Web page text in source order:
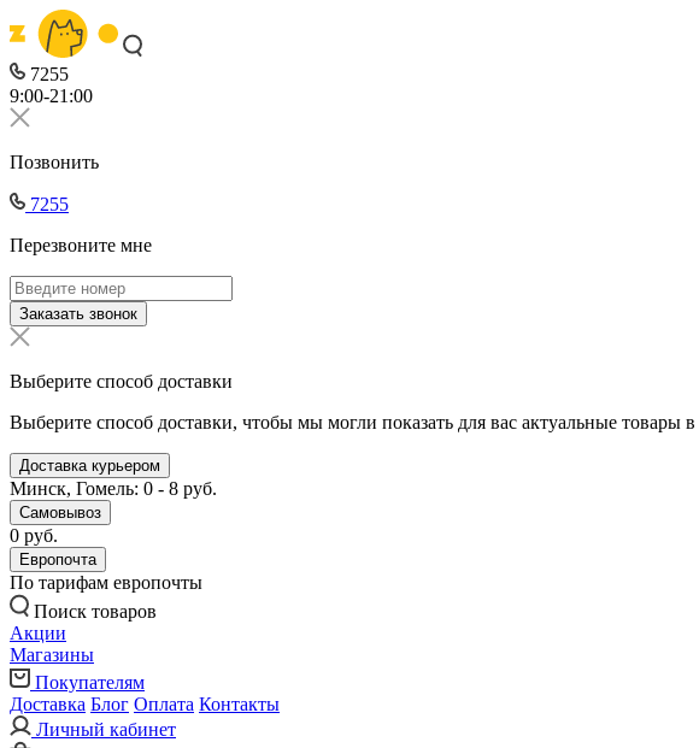
7255
9:00-21:00
Позвонить
7255
Перезвоните мне
Заказать звонок
Выберите способ доставки
Выберите способ доставки, чтобы мы могли показать для вас актуальные товары в
Доставка курьером
Минск, Гомель: 0 - 8 руб.
Самовывоз
0 руб.
Европочта
По тарифам европочты
Поиск товаров
Акции
Магазины
Покупателям
Доставка Блог Оплата Контакты
Личный кабинет